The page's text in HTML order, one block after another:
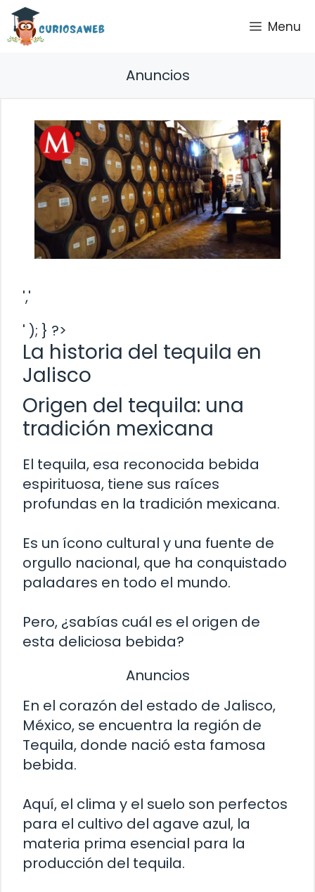
Saltar
contenido
Menu
Anuncios
','
' ); } ?>
La historia del tequila en
Jalisco
Origen del tequila: una
tradición mexicana
El tequila, esa reconocida bebida
espirituosa, tiene sus raíces
profundas en la tradición mexicana.
Es un ícono cultural y una fuente de
orgullo nacional, que ha conquistado
paladares en todo el mundo.
Pero, ¿sabías cuál es el origen de
esta deliciosa bebida?
Anuncios
En el corazón del estado de Jalisco,
México, se encuentra la región de
Tequila, donde nació esta famosa
bebida.
Aquí, el clima y el suelo son perfectos
para el cultivo del agave azul, la
materia prima esencial para la
producción del tequila.